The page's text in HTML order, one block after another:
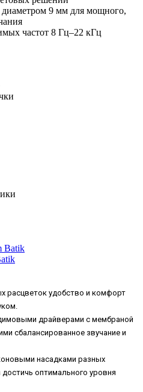
9 мм для мощного,
частот 8 Гц–22 кГц
расцветок удобство и комфорт
драйверами с мембраной
сбалансированное звучание и
насадками разных
оптимального уровня